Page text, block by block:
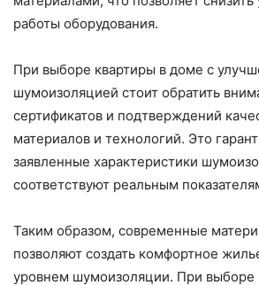
работы оборудования.
При выборе квартиры в доме с
шумоизоляцией стоит обратить
сертификатов и подтверждений
материалов и технологий. Это
заявленные характеристики
соответствуют реальным
Таким образом, современные
позволяют создать комфортное
уровнем шумоизоляции. При выборе